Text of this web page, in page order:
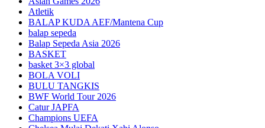
Atletik
BALAP KUDA AEF/Mantena Cup
balap sepeda
Balap Sepeda Asia 2026
BASKET
basket 3×3 global
BOLA VOLI
BULU TANGKIS
BWF World Tour 2026
Catur JAPFA
Champions UEFA